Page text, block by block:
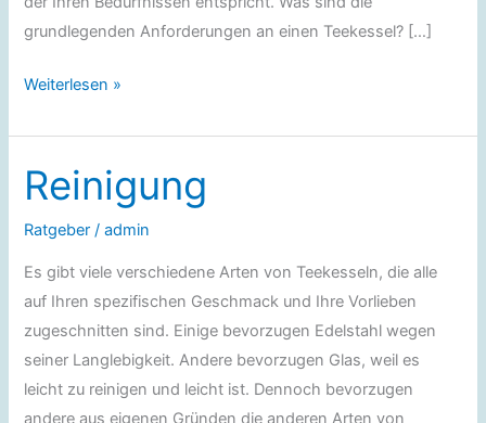
grundlegenden Anforderungen an einen Teekessel? […]
Teekessel
Weiterlesen »
Reinigung
Ratgeber /admin
Es gibt viele verschiedene Arten von Teekesseln, die alle
auf Ihren spezifischen Geschmack und Ihre Vorlieben
zugeschnitten sind. Einige bevorzugen Edelstahl wegen
seiner Langlebigkeit. Andere bevorzugen Glas, weil es
leicht zu reinigen und leicht ist. Dennoch bevorzugen
andere aus eigenen Gründen die anderen Arten von